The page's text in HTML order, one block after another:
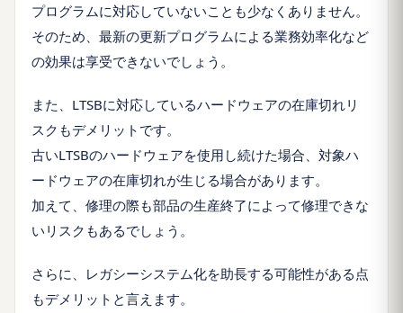
プログラムに対応していないことも少なくありません。
そのため、最新の更新プログラムによる業務効率化など
の効果は享受できないでしょう。
また、LTSBに対応しているハードウェアの在庫切れリ
スクもデメリットです。
古いLTSBのハードウェアを使用し続けた場合、対象ハ
ードウェアの在庫切れが生じる場合があります。
加えて、修理の際も部品の生産終了によって修理できな
いリスクもあるでしょう。
さらに、レガシーシステム化を助長する可能性がある点
もデメリットと言えます。